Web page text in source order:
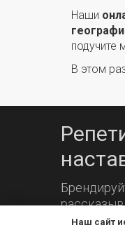
Наши
подучите
В этом
Наш сайт